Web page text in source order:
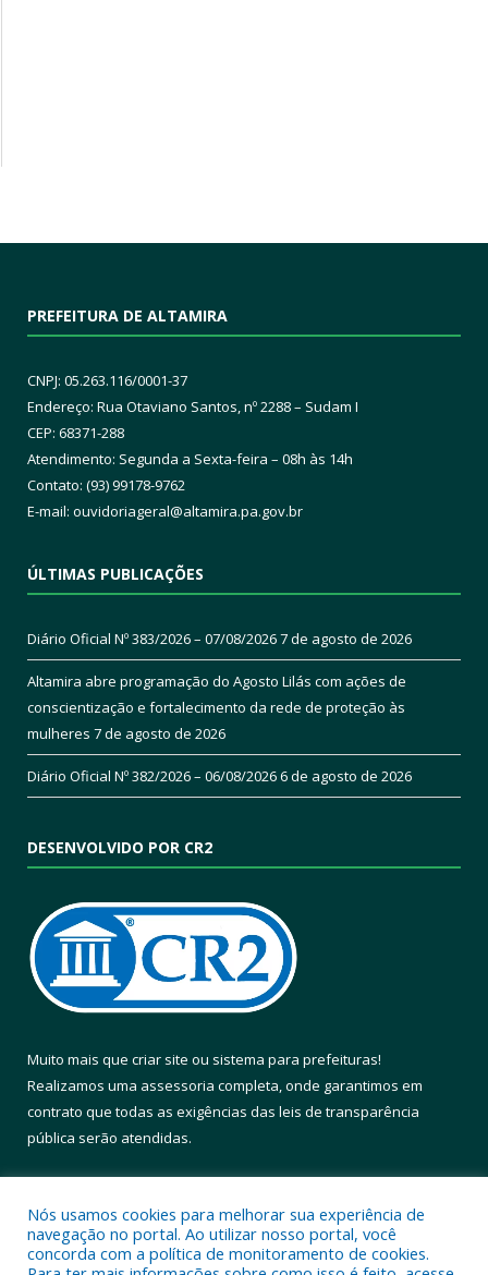
PREFEITURA DE ALTAMIRA
CNPJ: 05.263.116/0001-37
Endereço: Rua Otaviano Santos, nº 2288 – Sudam I
CEP: 68371-288
Atendimento: Segunda a Sexta-feira – 08h às 14h
Contato: (93) 99178-9762
E-mail: ouvidoriageral@altamira.pa.gov.br
ÚLTIMAS PUBLICAÇÕES
Diário Oficial Nº 383/2026 – 07/08/20267 de agosto de 2026
Altamira abre programação do Agosto Lilás com ações de
conscientização e fortalecimento da rede de proteção às
mulheres 7 de agosto de 2026
Diário Oficial Nº 382/2026 – 06/08/20266 de agosto de 2026
DESENVOLVIDO POR CR2
Muito mais que criar site ou sistema para prefeituras!
Realizamos uma assessoria completa, onde garantimos em
contrato que todas as exigências das leis de transparência
pública serão atendidas.
Nós usamos cookies para melhorar sua experiência de
navegação no portal. Ao utilizar nosso portal, você
concorda com a política de monitoramento de cookies.